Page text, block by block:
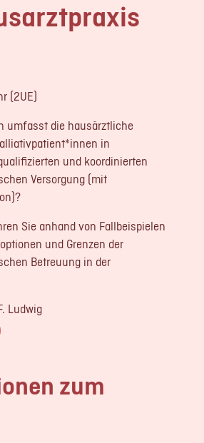
(2UE)
umfasst die hausärztliche
in
und koordinierten
Versorgung (mit
Sie anhand von Fallbeispielen
und Grenzen der
Betreuung in der
Ludwig
zum